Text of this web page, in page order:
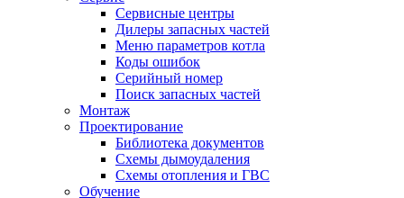
Сервисные центры
Дилеры запасных частей
Меню параметров котла
Коды ошибок
Серийный номер
Поиск запасных частей
Монтаж
Проектирование
Библиотека документов
Схемы дымоудаления
Схемы отопления и ГВС
Обучение